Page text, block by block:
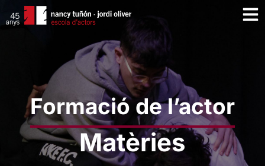
Formació de l’actor
Matèries